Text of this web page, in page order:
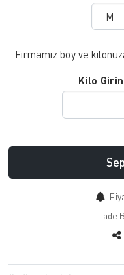
Firmamız boy ve
Kilo
İade